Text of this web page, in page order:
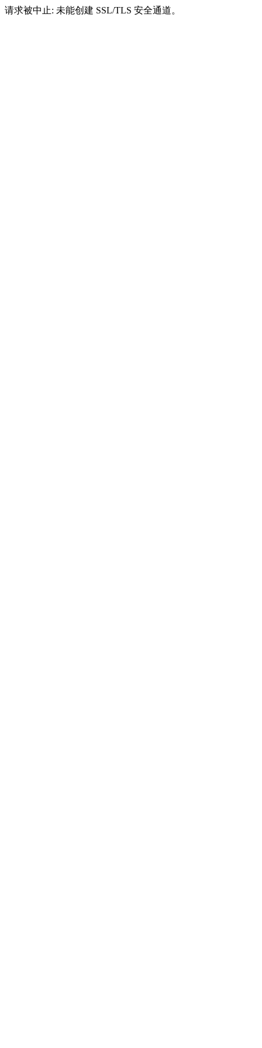
请求被中止: 未能创建 SSL/TLS 安全通道。